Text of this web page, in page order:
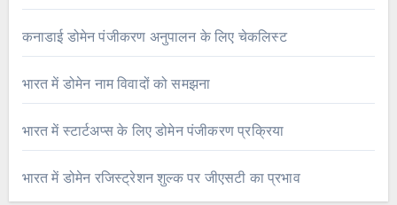
कनाडाई डोमेन पंजीकरण अनुपालन के लिए चेकलिस्ट
भारत में डोमेन नाम विवादों को समझना
भारत में स्टार्टअप्स के लिए डोमेन पंजीकरण प्रक्रिया
भारत में डोमेन रजिस्ट्रेशन शुल्क पर जीएसटी का प्रभाव